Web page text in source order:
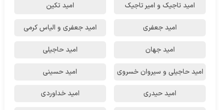
امید تاجیک و امیر تاجیک امید تکین
امید جعفری امید جعفری و الیاس کرمی
امید جهان امید حاجیلی
امید حاجیلی و سیروان خسروی امید حسینی
امید حیدری امید خداوردی